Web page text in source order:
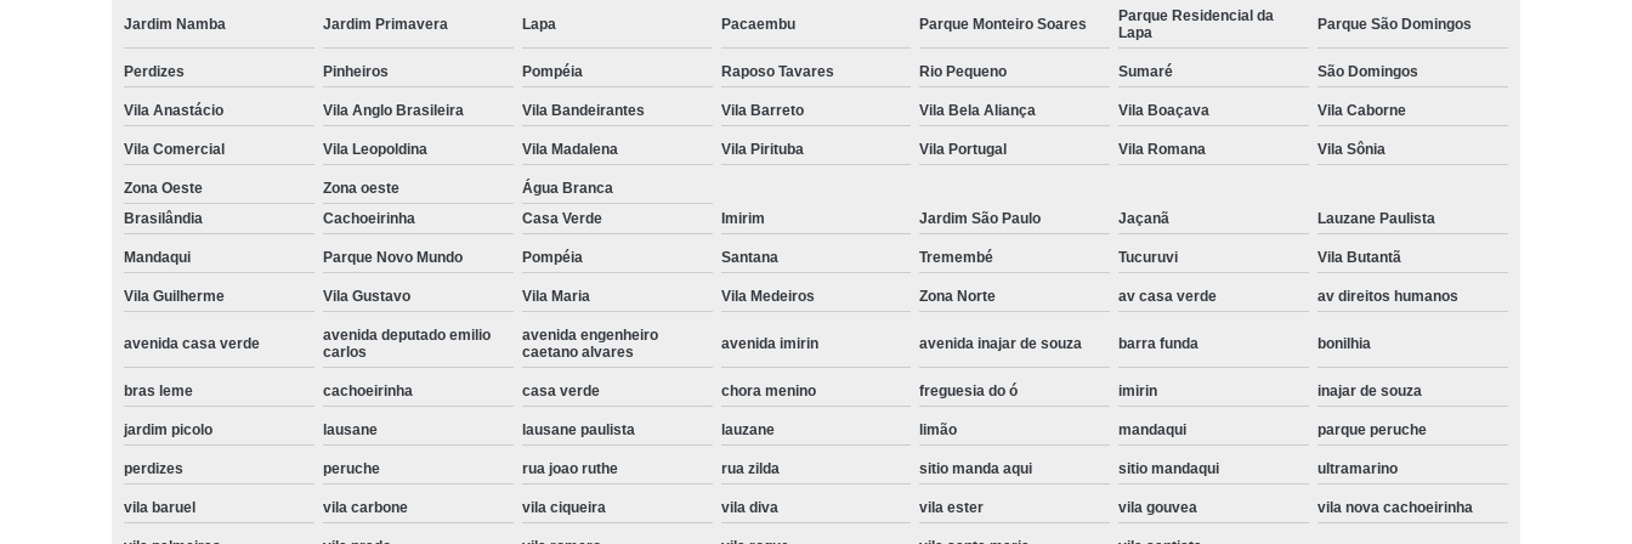
Instalação de Maquina de Lavar Roupa
Instalação de Maquina de Lavar Samsung
Instalação Eletrica Maquina de Lavar Roupa
Instalação Maquina de Lavar Roupa
Instalação Maquina de Lavar Samsung
Instalação Maquina Lavar e Seca
Instalação para Maquina de Lavar Roupa
Instalar Maquina de Lavar Samsung
Samsung Instalação Maquina de Lavar
Instalação de Lava e Seca
Instalação de Lava e Seca Samsung
Instalação de Maquina Lava e Seca
Instalação Lava e Seca
Instalação Lava e Seca Samsung
Instalação Lava Seca
Instalação Samsung Lava e Seca
Lava e Seca Instalação
Lava e Seca Samsung Instalação
Samsung Instalação Lava e Seca
Manutenção de Fogão
Manutenção de Fogão a Gas
Manutenção de Fogão Cooktop
Manutenção de Fogão Electrolux
Manutenção em Fogão
Jardim Namba Jardim Primavera Lapa Pacaembu Parque Monteiro Soares
Parque Residencial da
Lapa
Parque São Domingos
Perdizes Pinheiros Pompéia Raposo Tavares Rio Pequeno Sumaré São Domingos
Vila Anastácio Vila Anglo Brasileira Vila Bandeirantes Vila Barreto Vila Bela Aliança Vila Boaçava Vila Caborne
Vila Comercial Vila Leopoldina Vila Madalena Vila Pirituba Vila Portugal Vila Romana Vila Sônia
Zona Oeste Zona oeste
Água Branca
Brasilândia
Cachoeirinha Casa Verde Imirim Jardim São Paulo Jaçanã Lauzane Paulista
Mandaqui Parque Novo Mundo Pompéia Santana Tremembé Tucuruvi Vila Butantã
Vila Guilherme Vila Gustavo Vila Maria Vila Medeiros Zona Norte av casa verde av direitos humanos
avenida casa verde
avenida deputado emilio
carlos
avenida engenheiro
caetano alvares
avenida imirin avenida inajar de souza barra funda bonilhia
bras leme cachoeirinha casa verde chora menino freguesia do ó imirin inajar de souza
jardim picolo lausane lausane paulista lauzane limão mandaqui parque peruche
perdizes peruche rua joao ruthe rua zilda sitio manda aqui sitio mandaqui ultramarino
vila baruel vila carbone vila ciqueira vila diva vila ester vila gouvea vila nova cachoeirinha